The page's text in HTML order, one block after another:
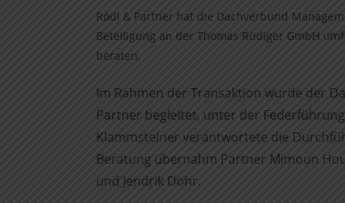
Rödl & Partner hat die Dachverbund
Beteiligung an der Thomas Rüdiger GmbH
beraten.
Im Rahmen der Transaktion wurde der
Partner begleitet, unter der
Klammsteiner verantwortete die
Beratung übernahm Partner Mimoun
und Jendrik Dohr.